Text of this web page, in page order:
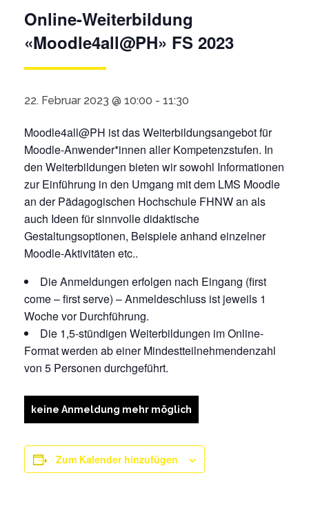
Online-Weiterbildung
«Moodle4all@PH» FS 2023
22. Februar 2023 @ 10:00 - 11:30
Moodle4all@PH ist das Weiterbildungsangebot für
Moodle-Anwender*innen aller Kompetenzstufen. In
den Weiterbildungen bieten wir sowohl Informationen
zur Einführung in den Umgang mit dem LMS Moodle
an der Pädagogischen Hochschule FHNW an als
auch Ideen für sinnvolle didaktische
Gestaltungsoptionen, Beispiele anhand einzelner
Moodle-Aktivitäten etc..
Die Anmeldungen erfolgen nach Eingang (first
come – first serve) – Anmeldeschluss ist jeweils 1
Woche vor Durchführung.
Die 1,5-stündigen Weiterbildungen im Online-
Format werden ab einer Mindestteilnehmendenzahl
von 5 Personen durchgeführt.
keine Anmeldung mehr möglich
Zum Kalender hinzufügen